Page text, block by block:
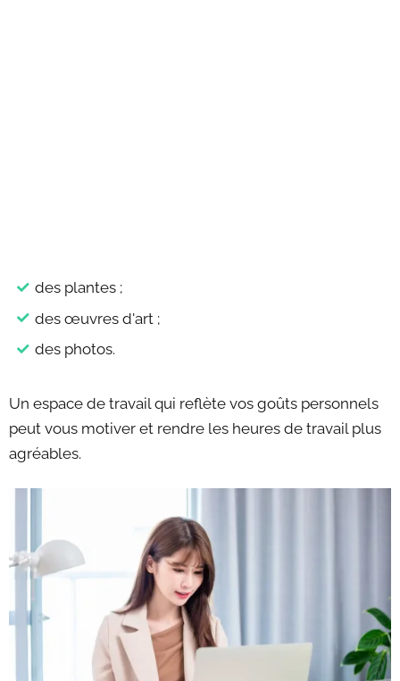
des plantes ;
des œuvres d'art ;
des photos.
Un espace de travail qui reflète vos goûts personnels
peut vous motiver et rendre les heures de travail plus
agréables.